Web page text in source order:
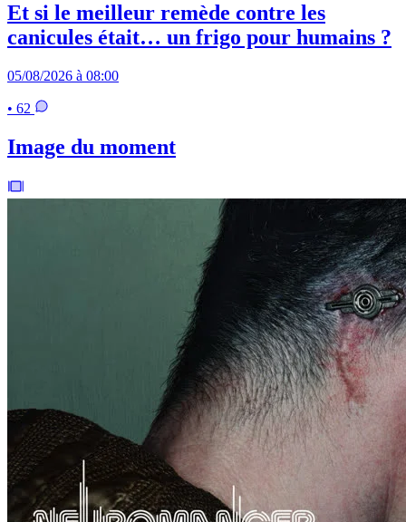
Et si le meilleur remède contre les
canicules était… un frigo pour humains ?
05/08/2026 à 08:00
• 62
Image du moment